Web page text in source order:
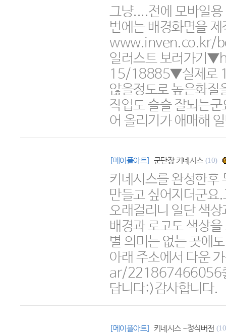
그냥....전에 모바일용
번에는 배경화면을
www.inven.co.kr/
일러스트 보러가
15/18885▼실제로
않을정도로 높은화질
작업도 슬슬 잘되는
어 올리기가 애매해
[메이플아트] 군단장 키네시스 (10)
키네시스를 완성한후
만들고 싶어지더군요
오래걸리니 일단 색
배경과 로고도 색상
별 의미는 없는 곳에
아래 주소에서 다
ar/221867466056좋
답니다:)감사합니다.
[메이플아트] 키네시스 -정식버전